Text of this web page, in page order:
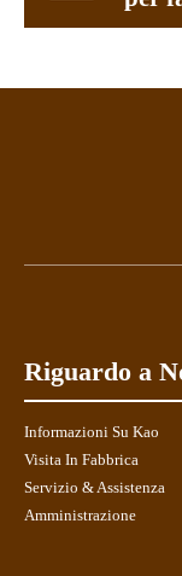
Riguardo a
Informazioni Su Kao
Visita In Fabbrica
Servizio & Assistenza
Amministrazione